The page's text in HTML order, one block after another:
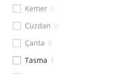
Kemer 0
Cüzdan 0
Çanta 0
Tasma 1